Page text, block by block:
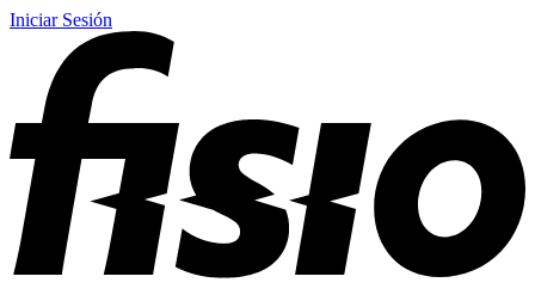
Iniciar Sesión